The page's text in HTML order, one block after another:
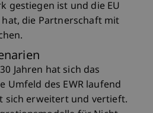
gestiegen ist und die EU
die Partnerschaft mit
Jahren hat sich das
Umfeld des EWR laufend
sich erweitert und vertieft.